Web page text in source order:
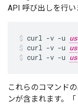
API 呼び出しを行い
curl -v -u
curl -v -u
curl -v -u
これらのコマンド
ンが含まれます。「